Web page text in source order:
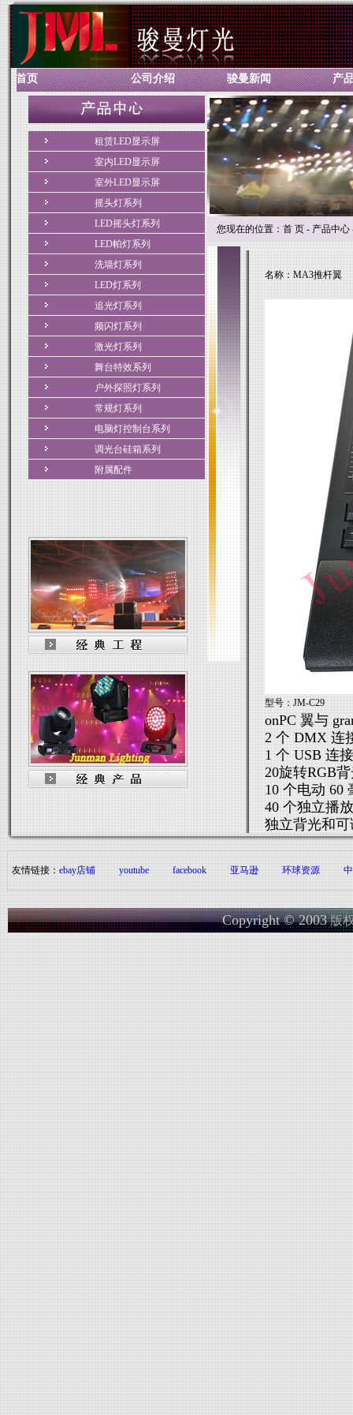
首页 公司介绍 骏曼新闻 产
租赁LED显示屏
室内LED显示屏
室外LED显示屏
摇头灯系列
LED摇头灯系列
LED帕灯系列
洗墙灯系列
LED灯系列
追光灯系列
频闪灯系列
激光灯系列
舞台特效系列
户外探照灯系列
常规灯系列
电脑灯控制台系列
调光台硅箱系列
附属配件
您现在的位置：首 页 - 产品中心
名称：MA3推杆翼
型号：JM-C29
onPC 翼与
2 个 DMX 连
1 个 USB 连
20旋转RGB
10 个电动 60
40 个独立播放
独立背光和
友情链接： ebay店铺 youtube facebook 亚马逊 环球资源
Copyright © 2003版